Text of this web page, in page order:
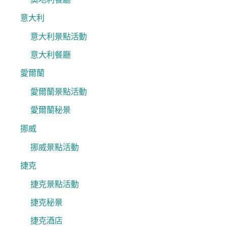
意大利
意大利景點活動
意大利餐廳
愛爾蘭
愛爾蘭景點活動
愛爾蘭秘景
挪威
挪威景點活動
捷克
捷克景點活動
捷克秘景
捷克酒店